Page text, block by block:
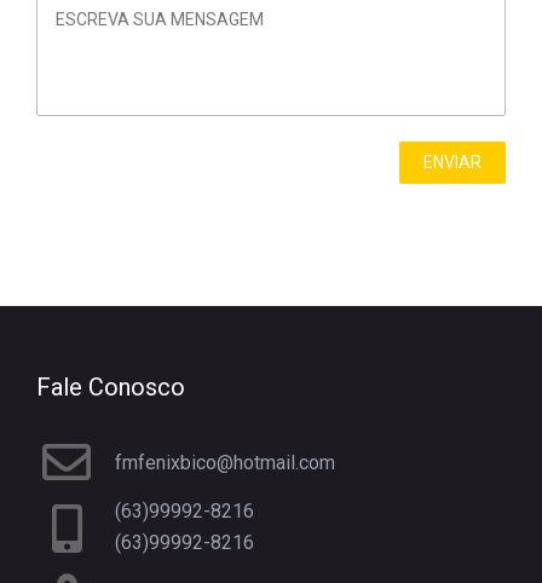
Fale Conosco
fmfenixbico@hotmail.com
(63)99992-8216
(63)99992-8216